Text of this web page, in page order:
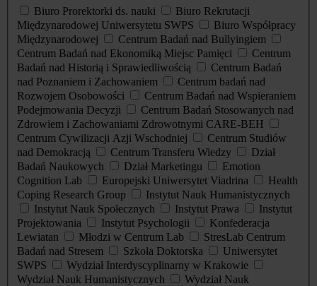
Biuro Prorektorki ds. nauki
Biuro Rekrutacji
Międzynarodowej Uniwersytetu SWPS
Biuro Współpracy
Międzynarodowej
Centrum Badań nad Bullyingiem
Centrum Badań nad Ekonomiką Miejsc Pamięci
Centrum
Badań nad Historią i Sprawiedliwością
Centrum Badań
nad Poznaniem i Zachowaniem
Centrum badań nad
Rozwojem Osobowości
Centrum Badań nad Wspieraniem
Podejmowania Decyzji
Centrum Badań Stosowanych nad
Zdrowiem i Zachowaniami Zdrowotnymi CARE-BEH
Centrum Cywilizacji Azji Wschodniej
Centrum Studiów
nad Demokracją
Centrum Transferu Wiedzy
Dział
Badań Naukowych
Dział Marketingu
Emotion
Cognition Lab
Europejski Uniwersytet Viadrina
Health
Coping Research Group
Instytut Nauk Humanistycznych
Instytut Nauk Społecznych
Instytut Prawa
Instytut
Projektowania
Instytut Psychologii
Konfederacja
Lewiatan
Młodzi w Centrum Lab
StresLab Centrum
Badań nad Stresem
Szkoła Doktorska
Uniwersytet
SWPS
Wydział Interdyscyplinarny w Krakowie
Wydział Nauk Humanistycznych
Wydział Nauk